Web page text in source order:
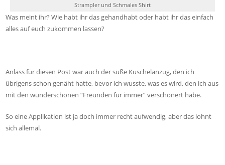
Strampler und Schmales Shirt
Was meint ihr? Wie habt ihr das gehandhabt oder habt ihr das einfach
alles auf euch zukommen lassen?
Anlass für diesen Post war auch der süße Kuschelanzug, den ich
übrigens schon genäht hatte, bevor ich wusste, was es wird, den ich aus
mit den wunderschönen “Freunden für immer” verschönert habe.
So eine Applikation ist ja doch immer recht aufwendig, aber das lohnt
sich allemal.